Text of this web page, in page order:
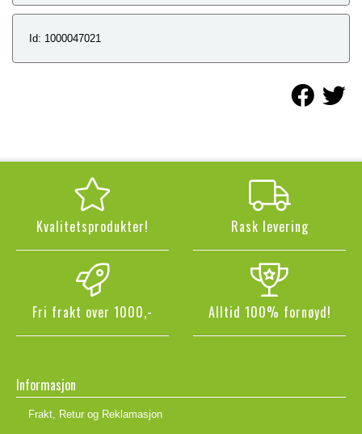
Id: 1000047021
Kvalitetsprodukter! Rask levering
Fri frakt over 1000,- Alltid 100% fornøyd!
Informasjon
Frakt, Retur og Reklamasjon